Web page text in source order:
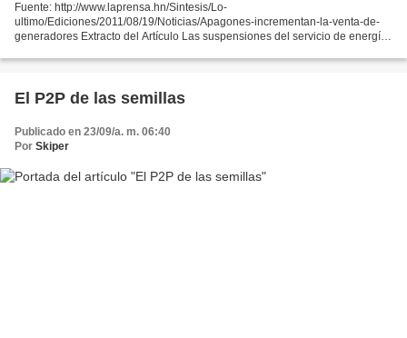
Fuente: http://www.laprensa.hn/Sintesis/Lo-
ultimo/Ediciones/2011/08/19/Noticias/Apagones-incrementan-la-venta-de-
generadores Extracto del Artículo Las suspensiones del servicio de energía
El P2P de las semillas
Publicado en 23/09/a. m. 06:40
Por Skiper